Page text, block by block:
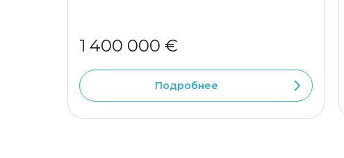
1 400 000 €
Подробнее